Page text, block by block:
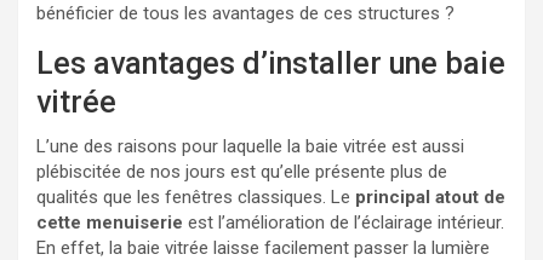
bénéficier de tous les avantages de ces structures ?
Les avantages d’installer une baie
vitrée
L’une des raisons pour laquelle la baie vitrée est aussi
plébiscitée de nos jours est qu’elle présente plus de
qualités que les fenêtres classiques. Le principal atout de
cette menuiserie est l’amélioration de l’éclairage intérieur.
En effet, la baie vitrée laisse facilement passer la lumière